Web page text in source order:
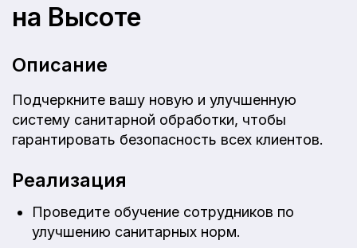
на Высоте
Описание
Подчеркните вашу новую и улучшенную
систему санитарной обработки, чтобы
гарантировать безопасность всех клиентов.
Реализация
Проведите обучение сотрудников по
улучшению санитарных норм.